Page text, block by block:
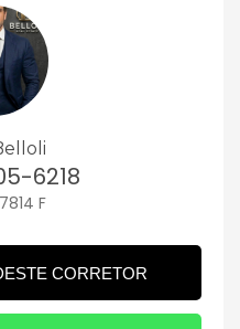
6218
F
CORRETOR